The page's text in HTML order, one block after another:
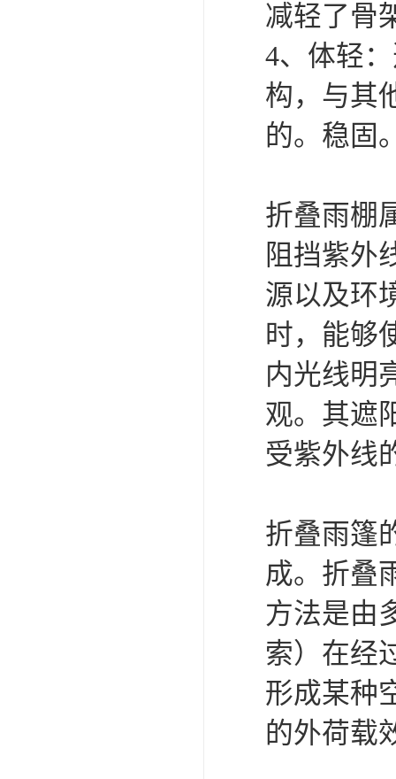
减轻了骨
4、体轻
构，与其
的。稳固
折叠雨棚
阻挡紫外
源以及环
时，能够
内光线明
观。其遮
受紫外线
折叠雨篷
成。折叠
方法是由
索）在经
形成某种
的外荷载